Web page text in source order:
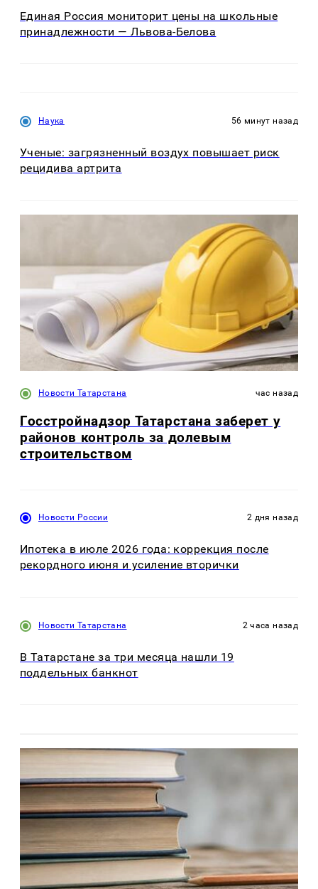
Единая Россия мониторит цены на школьные
принадлежности — Львова-Белова
Наука 56 минут назад
Ученые: загрязненный воздух повышает риск
рецидива артрита
Новости Татарстана час назад
Госстройнадзор Татарстана заберет у
районов контроль за долевым
строительством
Новости России 2 дня назад
Ипотека в июле 2026 года: коррекция после
рекордного июня и усиление вторички
Новости Татарстана 2 часа назад
В Татарстане за три месяца нашли 19
поддельных банкнот